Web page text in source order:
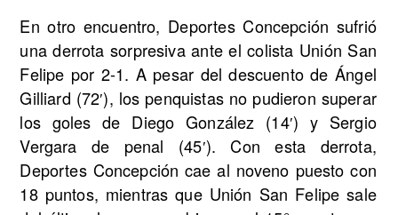
En otro encuentro, Deportes Concepción sufrió
una derrota sorpresiva ante el colista Unión San
Felipe por 2-1. A pesar del descuento de Ángel
Gilliard (72′), los penquistas no pudieron superar
los goles de Diego González (14′) y Sergio
Vergara de penal (45′). Con esta derrota,
Deportes Concepción cae al noveno puesto con
18 puntos, mientras que Unión San Felipe sale